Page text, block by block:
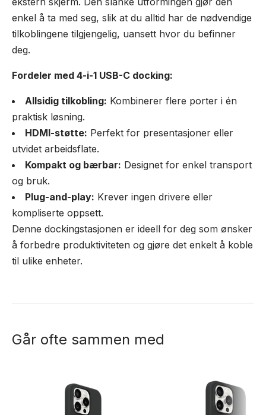
enkel å ta med seg, slik at du alltid har de nødvendige
tilkoblingene tilgjengelig, uansett hvor du befinner
deg.
Fordeler med 4-i-1 USB-C docking:
Allsidig tilkobling: Kombinerer flere porter i én
praktisk løsning.
HDMI-støtte: Perfekt for presentasjoner eller
utvidet arbeidsflate.
Kompakt og bærbar: Designet for enkel transport
og bruk.
Plug-and-play: Krever ingen drivere eller
kompliserte oppsett.
Denne dockingstasjonen er ideell for deg som ønsker
å forbedre produktiviteten og gjøre det enkelt å koble
til ulike enheter.
Går ofte sammen med